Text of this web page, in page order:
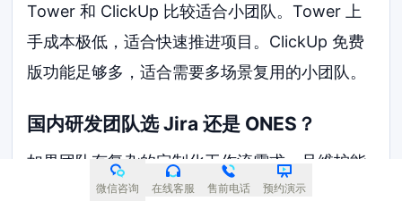
Tower 和 ClickUp 比较适合小团队。Tower 上
手成本极低，适合快速推进项目。ClickUp 免费
版功能足够多，适合需要多场景复用的小团队。
国内研发团队选 Jira 还是 ONES？
如果团队有复杂的定制化工作流需求，且维护能
力强，可以选 Jira。如果更看重本地化服务响应
微信咨询 在线客服 售前电话 预约演示